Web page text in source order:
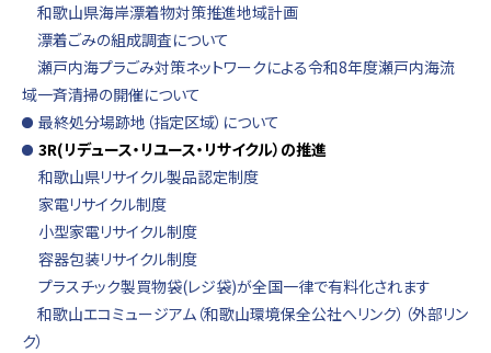
和歌山県海岸漂着物対策推進地域計画
漂着ごみの組成調査について
瀬戸内海プラごみ対策ネットワークによる令和8年度瀬戸内海流
域一斉清掃の開催について
最終処分場跡地（指定区域）について
3R(リデュース・リユース・リサイクル）の推進
和歌山県リサイクル製品認定制度
家電リサイクル制度
小型家電リサイクル制度
容器包装リサイクル制度
プラスチック製買物袋(レジ袋)が全国一律で有料化されます
和歌山エコミュージアム（和歌山環境保全公社へリンク）（外部リン
ク）